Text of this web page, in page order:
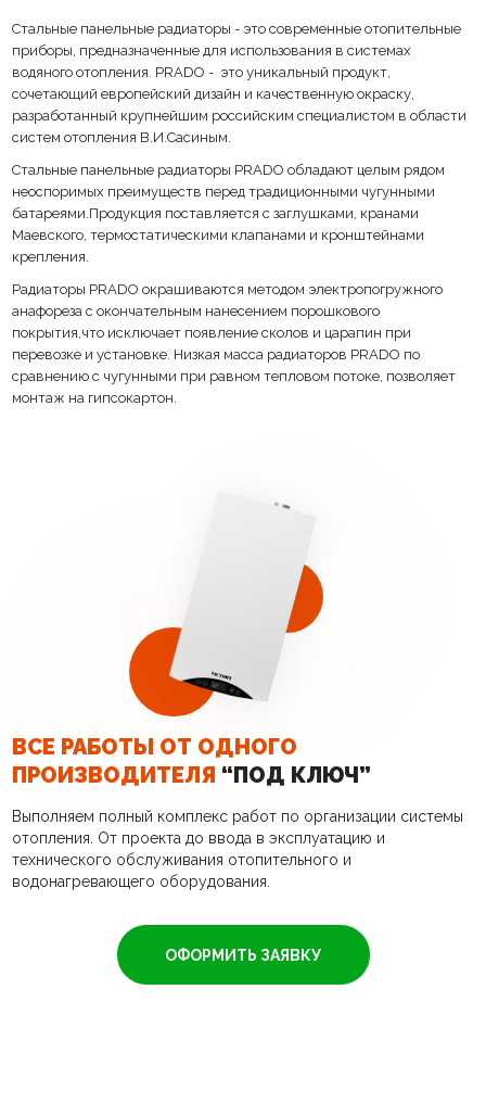
Стальные панельные радиаторы - это современные отопительные
приборы, предназначенные для использования в системах
водяного отопления. PRADO - это уникальный продукт,
сочетающий европейский дизайн и качественную окраску,
разработанный крупнейшим российским специалистом в области
систем отопления В.И.Сасиным.
Стальные панельные радиаторы PRADO обладают целым рядом
неоспоримых преимуществ перед традиционными чугунными
батареями.Продукция поставляется с заглушками, кранами
Маевского, термостатическими клапанами и кронштейнами
крепления.
Радиаторы PRADO окрашиваются методом электропогружного
анафореза с окончательным нанесением порошкового
покрытия,что исключает появление сколов и царапин при
перевозке и установке. Низкая масса радиаторов PRADO по
сравнению с чугунными при равном тепловом потоке, позволяет
монтаж на гипсокартон.
ВСЕ РАБОТЫ ОТ ОДНОГО
ПРОИЗВОДИТЕЛЯ “ПОД КЛЮЧ”
Выполняем полный комплекс работ по организации системы
отопления. От проекта до ввода в эксплуатацию и
технического обслуживания отопительного и
водонагревающего оборудования.
ОФОРМИТЬ ЗАЯВКУ